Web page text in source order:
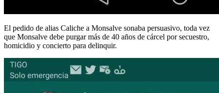
El pedido de alias Caliche a Monsalve sonaba persuasivo, toda vez
que Monsalve debe purgar más de 40 años de cárcel por secuestro,
homicidio y concierto para delinquir.